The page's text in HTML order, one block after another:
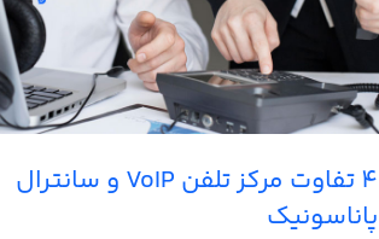
4 تفاوت مرکز تلفن VoIP و سانترال
پاناسونیک